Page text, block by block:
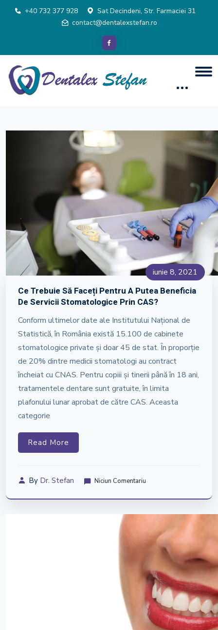
+40 732 377 928
Sat Decindeni, Str. Farmaciei 31
contact@dentalexstefan.ro
iunie 8, 2021
Ce Trebuie Să Faceți Pentru A Putea Beneficia
De Servicii Stomatologice Prin CAS?
Conform ultimelor date ale Institutului Național de
Statistică, în România există 15.100 de cabinete
stomatologice private și doar 45 de stat. În proporție
de 20% dintre medicii stomatologi au contract
încheiat cu CNAS. Pentru copiii și tinerii până în 18 ani,
tratamentele dentare sunt gratuite, în limita
plafonului lunar aprobat de către CAS. Aceasta
categorie
Read More
By Dr. Stefan Niciun Comentariu